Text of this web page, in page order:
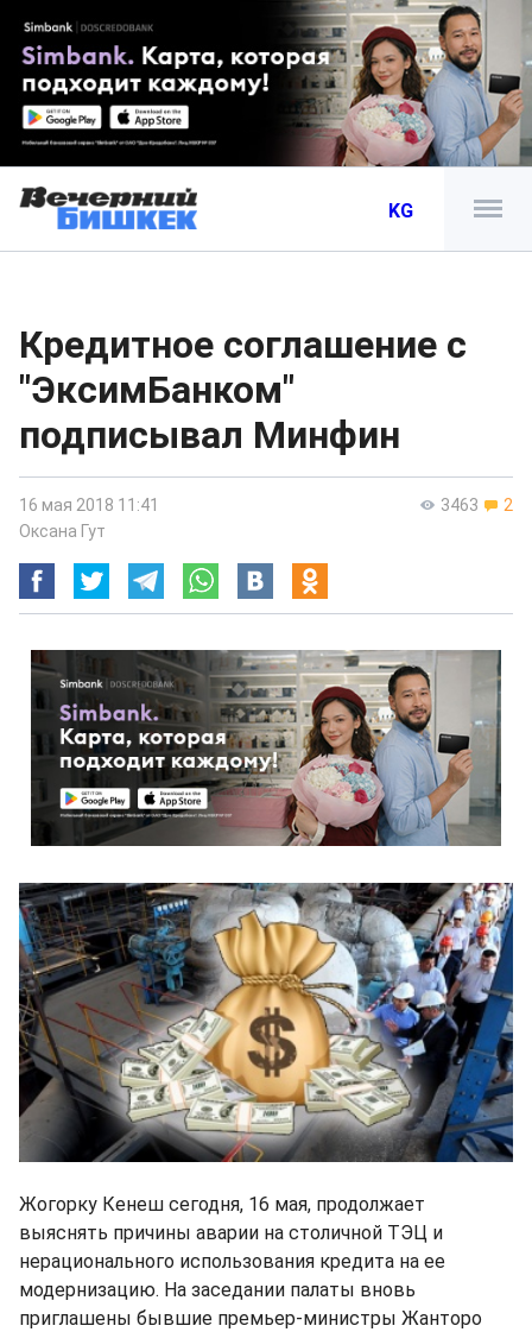
KG
Кредитное соглашение с
"ЭксимБанком"
подписывал Минфин
3463 2
16 мая 2018 11:41
Оксана Гут
Жогорку Кенеш сегодня, 16 мая, продолжает
выяснять причины аварии на столичной ТЭЦ и
нерационального использования кредита на ее
модернизацию. На заседании палаты вновь
приглашены бывшие премьер-министры Жанторо